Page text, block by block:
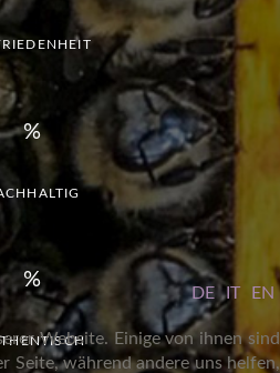
DE IT EN
Website. Einige von ihnen sind
Seite, während andere uns helfen,